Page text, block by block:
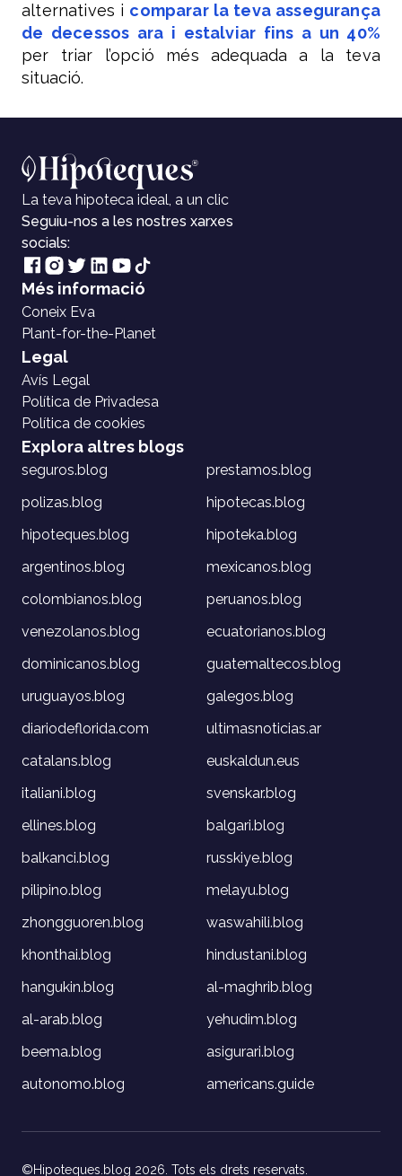
alternatives i comparar la teva assegurança
de decessos ara i estalviar fins a un 40%
per triar l’opció més adequada a la teva
situació.
La teva hipoteca ideal, a un clic
Seguiu-nos a les nostres xarxes
socials:
Més informació
Coneix Eva
Plant-for-the-Planet
Legal
Avís Legal
Política de Privadesa
Política de cookies
Explora altres blogs
seguros.blog
prestamos.blog
polizas.blog
hipotecas.blog
hipoteques.blog
hipoteka.blog
argentinos.blog
mexicanos.blog
colombianos.blog
peruanos.blog
venezolanos.blog
ecuatorianos.blog
dominicanos.blog
guatemaltecos.blog
uruguayos.blog
galegos.blog
diariodeflorida.com
ultimasnoticias.ar
catalans.blog
euskaldun.eus
italiani.blog
svenskar.blog
ellines.blog
balgari.blog
balkanci.blog
russkiye.blog
pilipino.blog
melayu.blog
zhongguoren.blog
waswahili.blog
khonthai.blog
hindustani.blog
hangukin.blog
al-maghrib.blog
al-arab.blog
yehudim.blog
beema.blog
asigurari.blog
autonomo.blog
americans.guide
©Hipoteques.blog 2026. Tots els drets reservats.